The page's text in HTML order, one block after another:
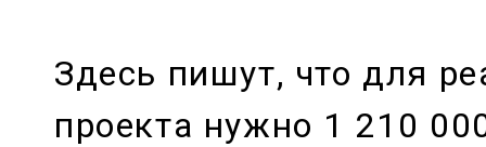
Здесь пишут, что для
проекта нужно 1 210